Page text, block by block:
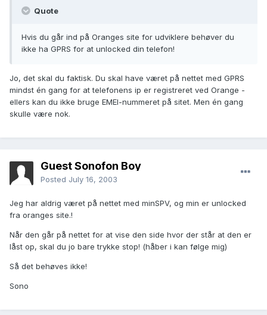
Quote
Hvis du går ind på Oranges site for udviklere behøver du
ikke ha GPRS for at unlocked din telefon!
Jo, det skal du faktisk. Du skal have været på nettet med GPRS
mindst én gang for at telefonens ip er registreret ved Orange -
ellers kan du ikke bruge EMEI-nummeret på sitet. Men én gang
skulle være nok.
Guest Sonofon Boy
Posted July 16, 2003
Jeg har aldrig været på nettet med minSPV, og min er unlocked
fra oranges site.!
Når den går på nettet for at vise den side hvor der står at den er
låst op, skal du jo bare trykke stop! (håber i kan følge mig)
Så det behøves ikke!
Sono